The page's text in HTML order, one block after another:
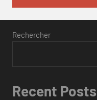
Rechercher
Recent Posts